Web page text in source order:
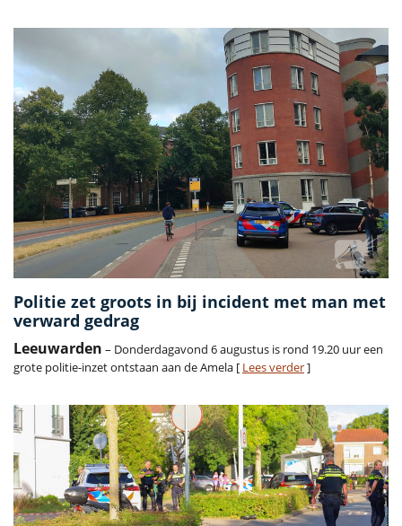
Politie zet groots in bij incident met man met
verward gedrag
Leeuwarden – Donderdagavond 6 augustus is rond 19.20 uur een
grote politie-inzet ontstaan aan de Amela [ Lees verder]